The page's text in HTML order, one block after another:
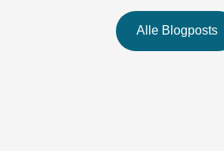
Alle Blogposts